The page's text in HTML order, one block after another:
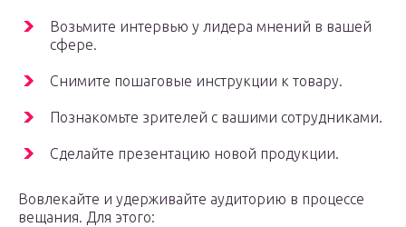
Возьмите интервью у лидера мнений в вашей
сфере.
Снимите пошаговые инструкции к товару.
Познакомьте зрителей с вашими сотрудниками.
Сделайте презентацию новой продукции.
Вовлекайте и удерживайте аудиторию в процессе
вещания. Для этого: